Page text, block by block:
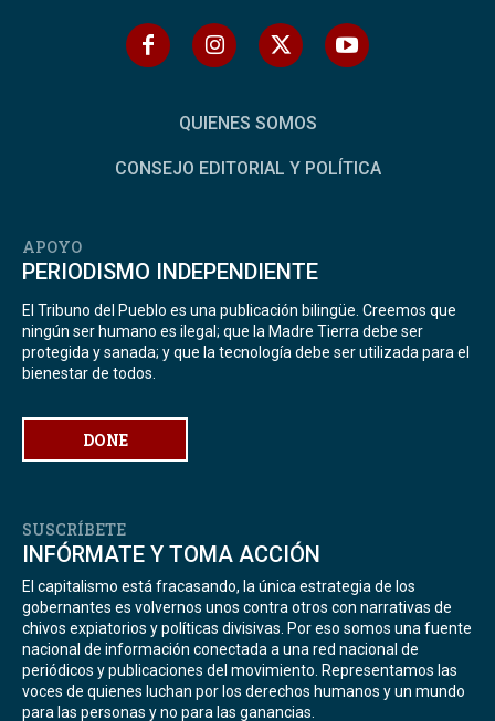
QUIENES SOMOS
CONSEJO EDITORIAL Y POLÍTICA
APOYO
PERIODISMO INDEPENDIENTE
El Tribuno del Pueblo es una publicación bilingüe. Creemos que
ningún ser humano es ilegal; que la Madre Tierra debe ser
protegida y sanada; y que la tecnología debe ser utilizada para el
bienestar de todos.
DONE
SUSCRÍBETE
INFÓRMATE Y TOMA ACCIÓN
El capitalismo está fracasando, la única estrategia de los
gobernantes es volvernos unos contra otros con narrativas de
chivos expiatorios y políticas divisivas. Por eso somos una fuente
nacional de información conectada a una red nacional de
periódicos y publicaciones del movimiento. Representamos las
voces de quienes luchan por los derechos humanos y un mundo
para las personas y no para las ganancias.